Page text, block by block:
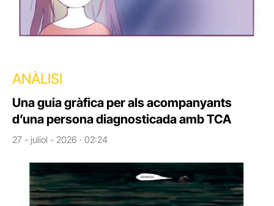
ANÀLISI
Una guia gràfica per als acompanyants
d’una persona diagnosticada amb TCA
27 - juliol - 2026 · 02:24